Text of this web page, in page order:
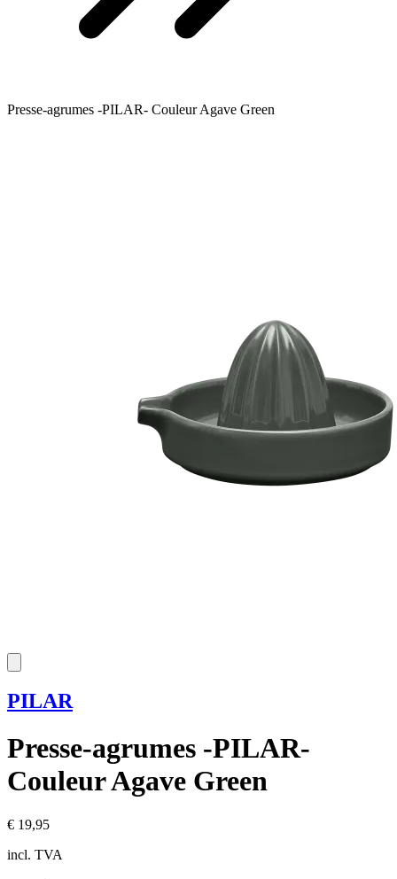
Presse-agrumes -PILAR- Couleur Agave Green
PILAR
Presse-agrumes -PILAR-
Couleur Agave Green
€ 19,95
incl. TVA